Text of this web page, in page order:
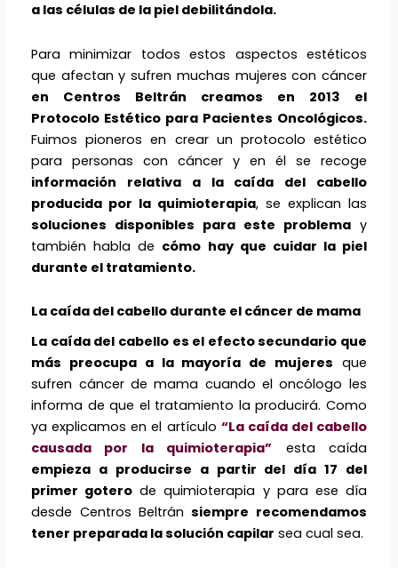
a las células de la piel debilitándola.
Para minimizar todos estos aspectos estéticos
que afectan y sufren muchas mujeres con cáncer
en Centros Beltrán creamos en 2013 el
Protocolo Estético para Pacientes Oncológicos.
Fuimos pioneros en crear un protocolo estético
para personas con cáncer y en él se recoge
información relativa a la caída del cabello
producida por la quimioterapia, se explican las
soluciones disponibles para este problemay
también habla de cómo hay que cuidar la piel
durante el tratamiento.
La caída del cabello durante el cáncer de mama
La caída del cabello es el efecto secundario que
más preocupa a la mayoría de mujeres que
sufren cáncer de mama cuando el oncólogo les
informa de que el tratamiento la producirá. Como
ya explicamos en el artículo “La caída del cabello
causada por la quimioterapia” esta caída
empieza a producirse a partir del día 17 del
primer gotero de quimioterapia y para ese día
desde Centros Beltránsiempre recomendamos
tener preparada la solución capilar sea cual sea.